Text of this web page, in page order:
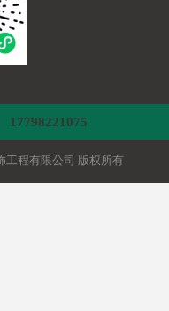
17798221075
工程有限公司 版权所有